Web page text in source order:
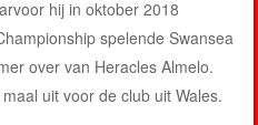
hij in oktober 2018
spelende Swansea
over van Heracles Almelo.
uit voor de club uit Wales.